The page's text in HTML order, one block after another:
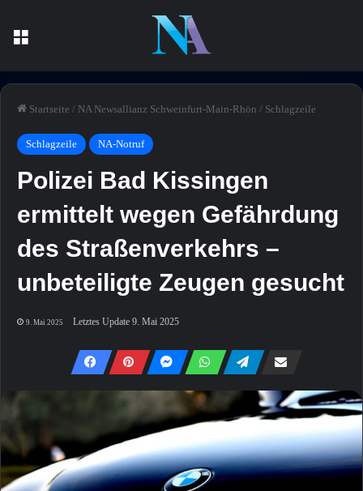
Startseite / NA Newsallianz Schweinfurt-Main-Rhön / Schlagzeile
Schlagzeile NA-Notruf
Polizei Bad Kissingen
ermittelt wegen Gefährdung
des Straßenverkehrs –
unbeteiligte Zeugen gesucht
9. Mai 2025 Letztes Update 9. Mai 2025